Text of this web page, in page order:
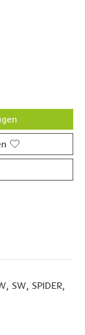
SW, SPIDER,